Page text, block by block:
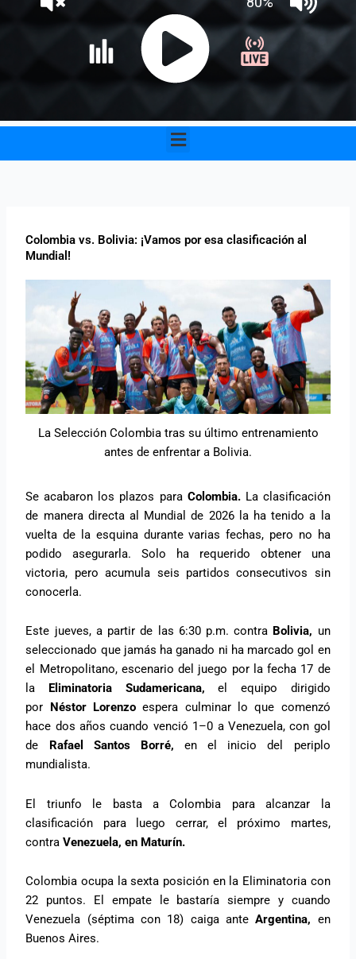
Menu
Colombia vs. Bolivia: ¡Vamos por esa clasificación al
Mundial!
La Selección Colombia tras su último entrenamiento
antes de enfrentar a Bolivia.
Se acabaron los plazos paraColombia. La clasificación
de manera directa al Mundial de 2026 la ha tenido a la
vuelta de la esquina durante varias fechas, pero no ha
podido asegurarla. Solo ha requerido obtener una
victoria, pero acumula seis partidos consecutivos sin
conocerla.
Este jueves, a partir de las 6:30 p.m. contra Bolivia, un
seleccionado que jamás ha ganado ni ha marcado gol en
el Metropolitano, escenario del juego por la fecha 17 de
la
Eliminatoria Sudamericana, el equipo dirigido
por
Néstor Lorenzoespera culminar lo que comenzó
hace dos años cuando venció 1–0 a Venezuela, con gol
de
Rafael Santos Borré,en el inicio del periplo
mundialista.
El triunfo le basta a Colombia para alcanzar la
clasificación para luego cerrar, el próximo martes,
contraVenezuela, en Maturín.
Colombia ocupa la sexta posición en la Eliminatoria con
22 puntos. El empate le bastaría siempre y cuando
Venezuela (séptima con 18) caiga anteArgentina, en
Buenos Aires.